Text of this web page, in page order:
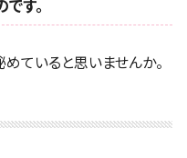
す。
ていると思いませんか。